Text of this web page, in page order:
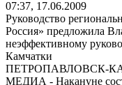
07:37, 17.06.2009
Руководство
Россия» предложила
неэффективному
Камчатки
ПЕТРОПАВЛОВСК-
МЕДИА - Накануне